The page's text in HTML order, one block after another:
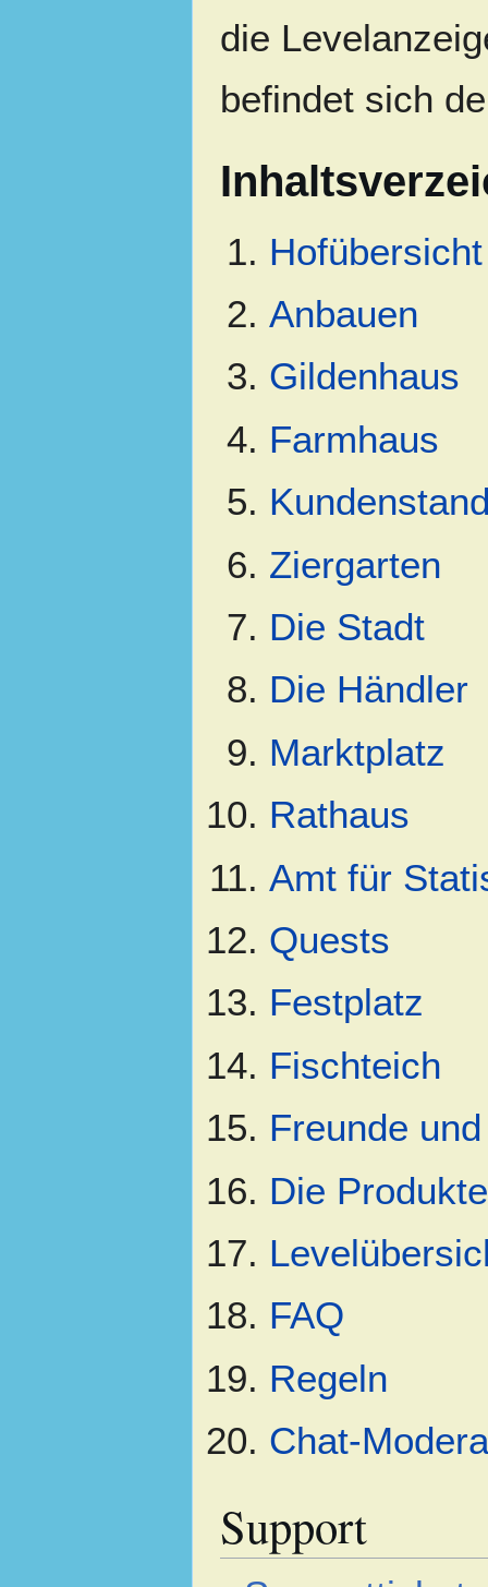
die
befindet sich
Hofübersicht
Anbauen
Gildenhaus
Farmhaus
Ziergarten
Die Stadt
Die Händler
Marktplatz
Rathaus
Amt für
Quests
Festplatz
Fischteich
Freunde
Die Produkte
FAQ
Regeln
Chat-
Support